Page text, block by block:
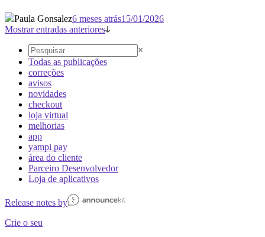
Paula Gonsalez6 meses atrás15/01/2026
Mostrar entradas anteriores
×
Todas as publicações
correções
avisos
novidades
checkout
loja virtual
melhorias
app
yampi pay
área do cliente
Parceiro Desenvolvedor
Loja de aplicativos
Release notes by
Crie o seu